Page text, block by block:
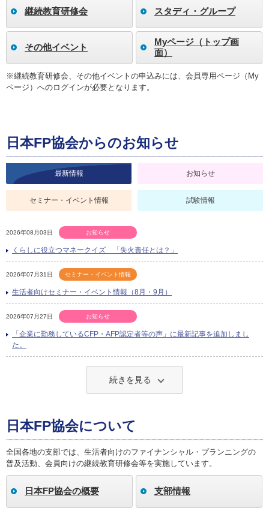
継続教育研修会 スタディ・グループ
その他イベント
Myページ（トップ画
面）
※継続教育研修会、その他イベントの申込みには、会員専用ページ（My
ページ）へのログインが必要となります。
日本FP協会からのお知らせ
最新情報 お知らせ
セミナー・イベント情報 試験情報
2026年08月03日 お知らせ
くらしに役立つマネークイズ 「失火責任とは？」
2026年07月31日 セミナー・イベント情報
生活者向けセミナー・イベント情報（8月・9月）
2026年07月27日 お知らせ
「企業に勤務しているCFP・AFP認定者等の声」に最新記事を追加しまし
た。
続きを見る
日本FP協会について
全国各地の支部では、生活者向けのファイナンシャル・プランニングの
普及活動、会員向けの継続教育研修会等を実施しています。
日本FP協会の概要 支部情報